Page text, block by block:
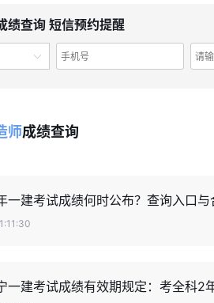
绩查询 短信预约提醒
师成绩查询
一建考试成绩何时公布？查询入口与
一建考试成绩有效期规定：考全科2